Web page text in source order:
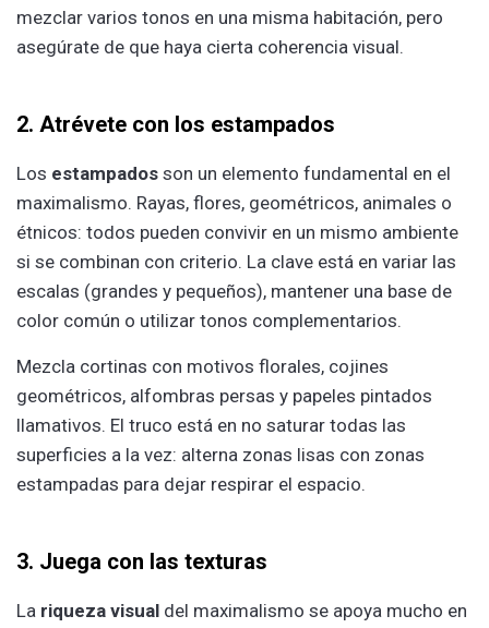
mezclar varios tonos en una misma habitación, pero
asegúrate de que haya cierta coherencia visual.
2. Atrévete con los estampados
Los estampados son un elemento fundamental en el
maximalismo. Rayas, flores, geométricos, animales o
étnicos: todos pueden convivir en un mismo ambiente
si se combinan con criterio. La clave está en variar las
escalas (grandes y pequeños), mantener una base de
color común o utilizar tonos complementarios.
Mezcla cortinas con motivos florales, cojines
geométricos, alfombras persas y papeles pintados
llamativos. El truco está en no saturar todas las
superficies a la vez: alterna zonas lisas con zonas
estampadas para dejar respirar el espacio.
3. Juega con las texturas
La riqueza visual del maximalismo se apoya mucho en